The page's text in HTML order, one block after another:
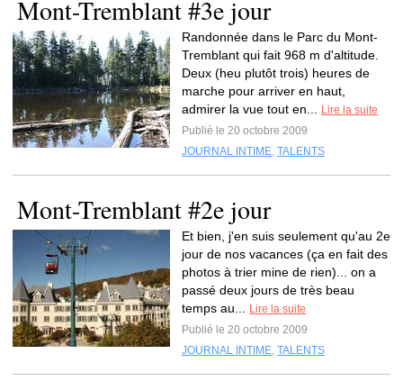
Mont-Tremblant #3e jour
Randonnée dans le Parc du Mont-
Tremblant qui fait 968 m d'altitude.
Deux (heu plutôt trois) heures de
marche pour arriver en haut,
admirer la vue tout en...
Lire la suite
Publié le 20 octobre 2009
JOURNAL INTIME, TALENTS
Mont-Tremblant #2e jour
Et bien, j'en suis seulement qu'au 2e
jour de nos vacances (ça en fait des
photos à trier mine de rien)... on a
passé deux jours de très beau
temps au...
Lire la suite
Publié le 20 octobre 2009
JOURNAL INTIME, TALENTS